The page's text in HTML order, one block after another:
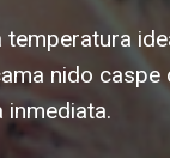
nido
inmediata.